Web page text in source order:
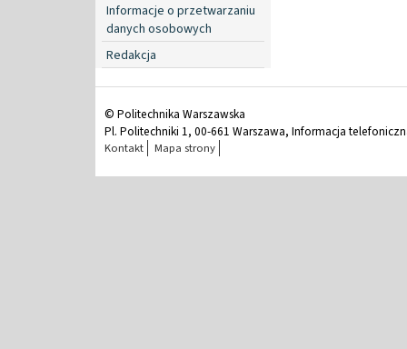
Informacje o przetwarzaniu
danych osobowych
Redakcja
© Politechnika Warszawska
Pl. Politechniki 1, 00-661 Warszawa, Informacja
Kontakt Mapa strony